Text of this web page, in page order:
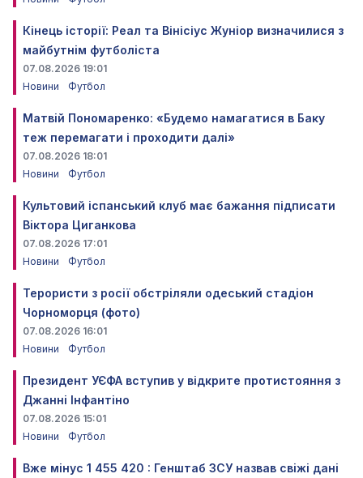
Кінець історії: Реал та Вінісіус Жуніор визначилися з
майбутнім футболіста
07.08.2026 19:01
Новини
Футбол
Матвій Пономаренко: «Будемо намагатися в Баку
теж перемагати і проходити далі»
07.08.2026 18:01
Новини
Футбол
Культовий іспанський клуб має бажання підписати
Віктора Циганкова
07.08.2026 17:01
Новини
Футбол
Терористи з росії обстріляли одеський стадіон
Чорноморця (фото)
07.08.2026 16:01
Новини
Футбол
Президент УЄФА вступив у відкрите протистояння з
Джанні Інфантіно
07.08.2026 15:01
Новини
Футбол
Вже мінус 1 455 420 : Генштаб ЗСУ назвав свіжі дані